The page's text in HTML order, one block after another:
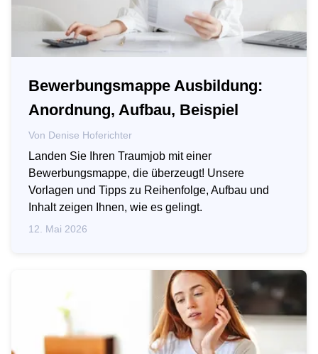
Bewerbungsmappe Ausbildung:
Anordnung, Aufbau, Beispiel
Von Denise Hoferichter
Landen Sie Ihren Traumjob mit einer
Bewerbungsmappe, die überzeugt! Unsere
Vorlagen und Tipps zu Reihenfolge, Aufbau und
Inhalt zeigen Ihnen, wie es gelingt.
12. Mai 2026